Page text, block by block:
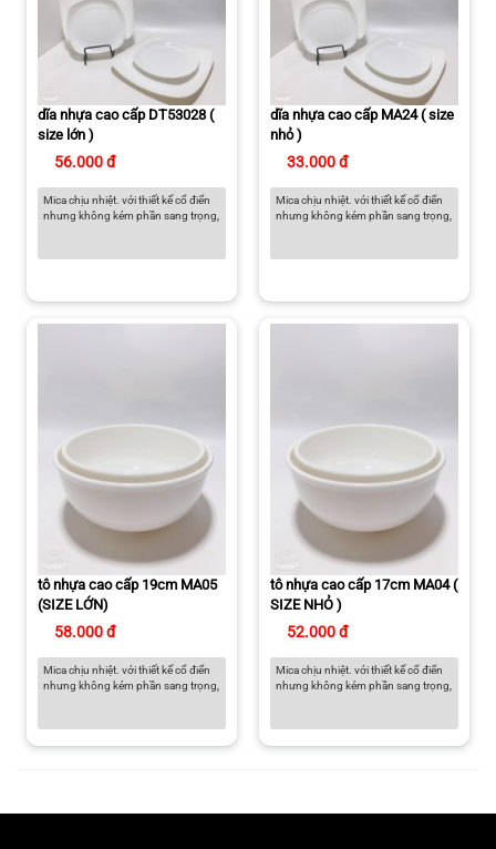
dĩa nhựa cao cấp DT53028 (
size lớn )
56.000 đ
Mica chịu nhiệt. với thiết kế cổ điển
nhưng không kém phần sang trọng,
dĩa nhựa cao cấp MA24 ( size
nhỏ )
33.000 đ
Mica chịu nhiệt. với thiết kế cổ điển
nhưng không kém phần sang trọng,
tô nhựa cao cấp 19cm MA05
(SIZE LỚN)
58.000 đ
Mica chịu nhiệt. với thiết kế cổ điển
nhưng không kém phần sang trọng,
tô nhựa cao cấp 17cm MA04 (
SIZE NHỎ )
52.000 đ
Mica chịu nhiệt. với thiết kế cổ điển
nhưng không kém phần sang trọng,